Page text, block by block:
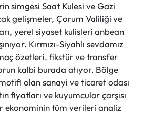
simgesi Saat Kulesi ve Gazi
gelişmeler, Çorum Valiliği ve
yerel siyaset kulisleri anbean
Kırmızı-Siyahlı sevdamız
özetleri, fikstür ve transfer
kalbi burada atıyor. Bölge
olan sanayi ve ticaret odası
fiyatları ve kuyumcular çarşısı
ekonominin tüm verileri analiz